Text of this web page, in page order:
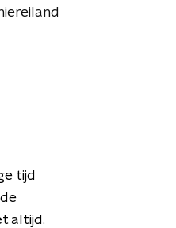
tijd
altijd.